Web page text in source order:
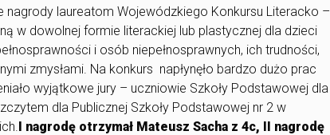
nagrody laureatom Wojewódzkiego Konkursu Literacko –
w dowolnej formie literackiej lub plastycznej dla dzieci
i osób niepełnosprawnych, ich trudności,
zmysłami. Na konkurs napłynęło bardzo dużo prac
wyjątkowe jury – uczniowie Szkoły Podstawowej dla
dla Publicznej Szkoły Podstawowej nr 2 w
I nagrodę otrzymał Mateusz Sacha z 4c, II nagrodę